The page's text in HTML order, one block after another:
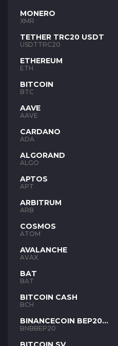
MONERO
XMR
TETHER TRC20 USDT
USDTTRC20
ETHEREUM
ETH
BITCOIN
BTC
AAVE
AAVE
CARDANO
ADA
ALGORAND
ALGO
APTOS
APT
ARBITRUM
ARB
COSMOS
ATOM
AVALANCHE
AVAX
BAT
BAT
BITCOIN CASH
BCH
BINANCECOIN BEP20
BNB
BNBBEP20